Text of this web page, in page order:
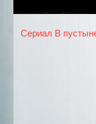
Сериал В